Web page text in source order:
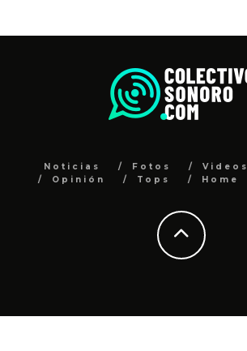
Noticias Fotos Videos
Opinión
Tops Home